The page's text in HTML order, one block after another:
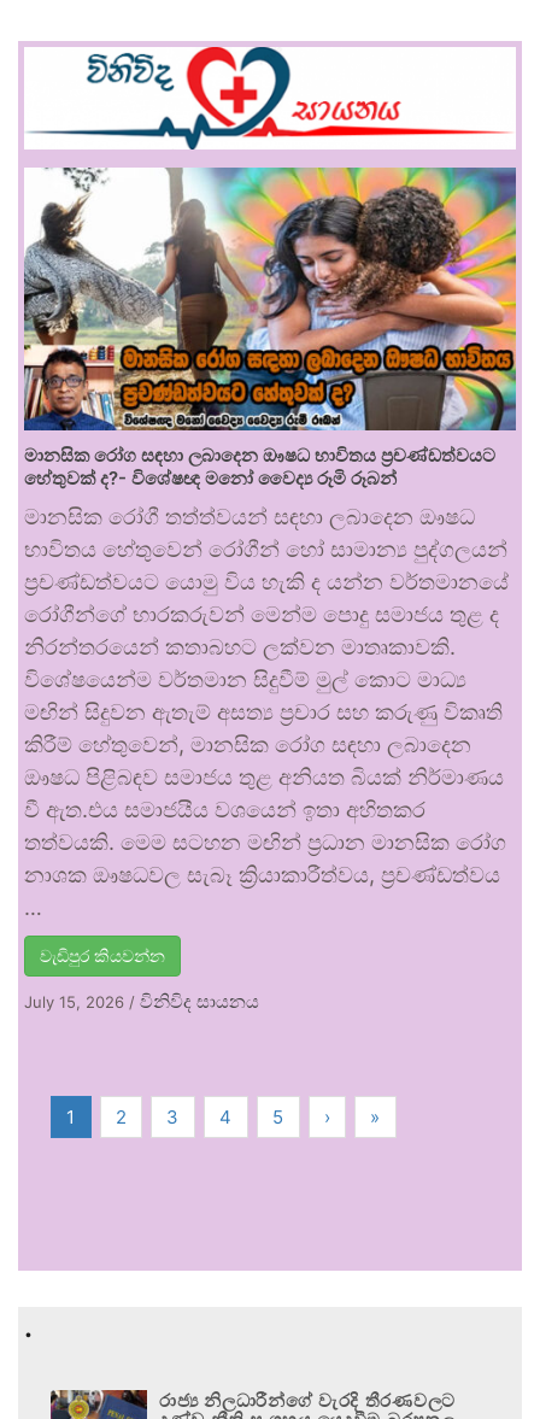
මානසික රෝග සඳහා ලබාදෙන ඖෂධ භාවිතය ප්‍රචණ්ඩත්වයට
හේතුවක් ද?- විශේෂඥ මනෝ වෛද්‍ය රූමි රූබන්
මානසික රෝගී තත්ත්වයන් සඳහා ලබාදෙන ඖෂධ
භාවිතය හේතුවෙන් රෝගීන් හෝ සාමාන්‍ය පුද්ගලයන්
ප්‍රචණ්ඩත්වයට යොමු විය හැකි ද යන්න වර්තමානයේ
රෝගීන්ගේ භාරකරුවන් මෙන්ම පොදු සමාජය තුළ ද
නිරන්තරයෙන් කතාබහට ලක්වන මාතෘකාවකි.
විශේෂයෙන්ම වර්තමාන සිදුවීම් මුල් කොට මාධ්‍ය
මඟින් සිදුවන ඇතැම් අසත්‍ය ප්‍රචාර සහ කරුණු විකෘති
කිරීම් හේතුවෙන්, මානසික රෝග සඳහා ලබාදෙන
ඖෂධ පිළිබඳව සමාජය තුළ අනියත බියක් නිර්මාණය
වී ඇත.එය සමාජයීය වශයෙන් ඉතා අහිතකර
තත්වයකි. මෙම සටහන මඟින් ප්‍රධාන මානසික රෝග
නාශක ඖෂධවල සැබෑ ක්‍රියාකාරීත්වය, ප්‍රචණ්ඩත්වය
…
වැඩිපුර කියවන්න
July 15, 2026 / විනිවිද සායනය
1 2 3 4 5 › »
.
රාජ්‍ය නිලධාරීන්ගේ වැරදි තීරණවලට